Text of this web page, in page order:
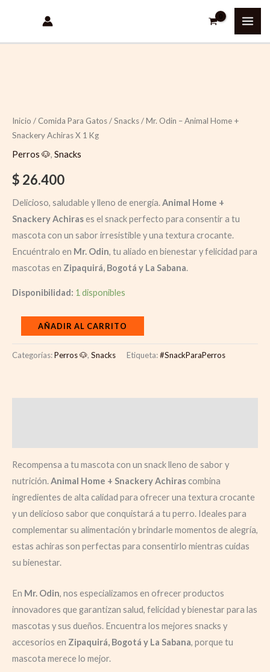
contenido
Inicio / Comida Para Gatos/Snacks/ Mr. Odin – Animal Home +
Snackery Achiras X 1 Kg
Perros 🐶, Snacks
$ 26.400
Delicioso, saludable y lleno de energía.Animal Home +
Snackery Achirases el snack perfecto para consentir a tu
mascota con un sabor irresistible y una textura crocante.
Encuéntralo en Mr. Odin, tu aliado en bienestar y felicidad para
mascotas en Zipaquirá, Bogotá y La Sabana.
Disponibilidad: 1 disponibles
AÑADIR AL CARRITO
Categorías:Perros 🐶, Snacks Etiqueta:#SnackParaPerros
Recompensa a tu mascota con un snack lleno de sabor y
nutrición.Animal Home + Snackery Achirascombina
ingredientes de alta calidad para ofrecer una textura crocante
y un delicioso sabor que conquistará a tu perro. Ideales para
complementar su alimentación y brindarle momentos de alegría,
estas achiras son perfectas para consentirlo mientras cuidas
su bienestar.
En Mr. Odin, nos especializamos en ofrecer productos
innovadores que garantizan salud, felicidad y bienestar para las
mascotas y sus dueños. Encuentra los mejores snacks y
accesorios en Zipaquirá, Bogotá y La Sabana, porque tu
mascota merece lo mejor.